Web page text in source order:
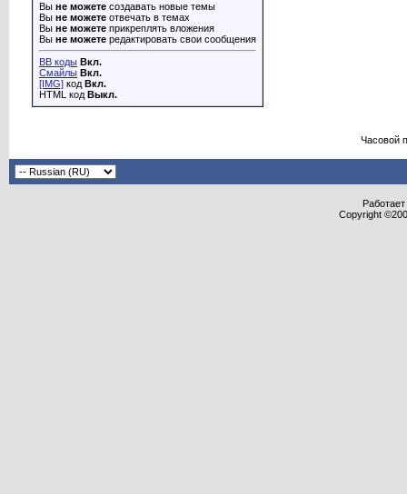
Вы не можете создавать новые темы
Вы не можете отвечать в темах
Вы не можете прикреплять вложения
Вы не можете редактировать свои сообщения
BB коды Вкл.
Смайлы Вкл.
[IMG] код Вкл.
HTML код Выкл.
Часовой
Copyright